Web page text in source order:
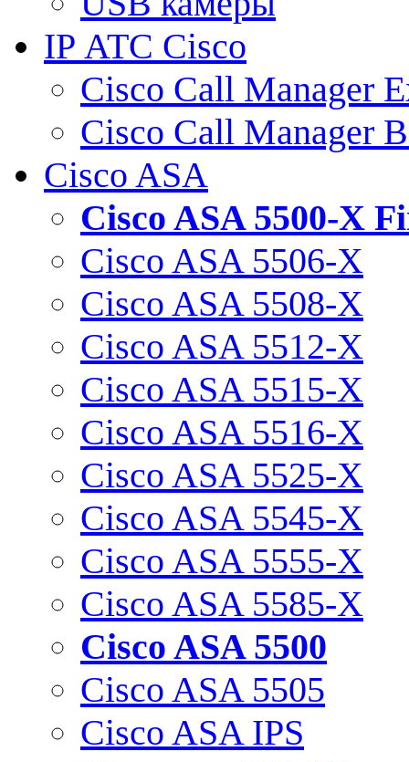
IP АТС Cisco
Cisco Call Manager
Cisco Call Manager
Cisco ASA
Cisco ASA 5500-X
Cisco ASA 5506-X
Cisco ASA 5508-X
Cisco ASA 5512-X
Cisco ASA 5515-X
Cisco ASA 5516-X
Cisco ASA 5525-X
Cisco ASA 5545-X
Cisco ASA 5555-X
Cisco ASA 5585-X
Cisco ASA 5500
Cisco ASA 5505
Cisco ASA IPS